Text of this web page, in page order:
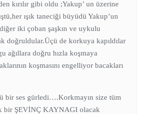
kırılır gibi oldu ;Yakup’ un üzerine
ışık taneciği büyüdü Yakup’un
iki çoban şaşkın ve uykulu
doğruldular.Üçü de korkuya kapıldılar
ağıllara doğru hızla koşmaya
koşmasını engelliyor bacakları
bir ses gürledi….Korkmayın size tüm
bir ŞEVİNÇ KAYNAGI olacak